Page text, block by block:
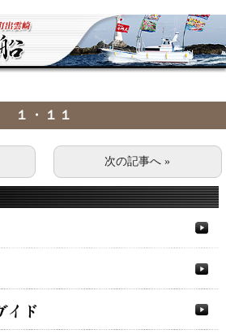
１・１１
次の記事へ »